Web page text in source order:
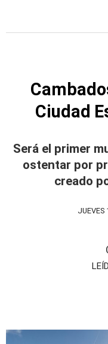
Ciudad
Será el primer
ostentar por
creado
JUEVES